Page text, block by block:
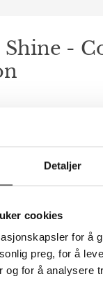
Detaljer
cookies
for å
preg, for å
og for å analysere
-